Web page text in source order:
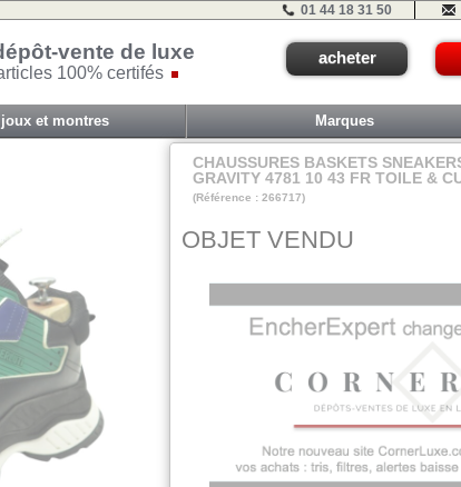
01 44 18 31 50
vente de luxe
100% certifés
acheter
et montres Marques
CHAUSSURES BASKETS
GRAVITY 4781 10 43 FR TOILE &
(Référence : 266717)
OBJET VENDU